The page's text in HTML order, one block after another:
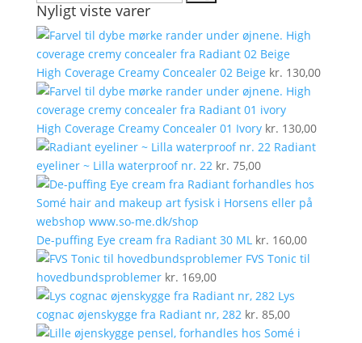
efter:
Nyligt viste varer
High Coverage Creamy Concealer 02 Beige kr. 130,00
High Coverage Creamy Concealer 01 Ivory kr. 130,00
Radiant
eyeliner ~ Lilla waterproof nr. 22 kr. 75,00
De-puffing Eye cream fra Radiant 30 ML kr. 160,00
FVS Tonic til
hovedbundsproblemer kr. 169,00
Lys
cognac øjenskygge fra Radiant nr, 282 kr. 85,00